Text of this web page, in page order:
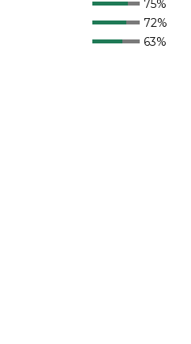
75%
72%
63%